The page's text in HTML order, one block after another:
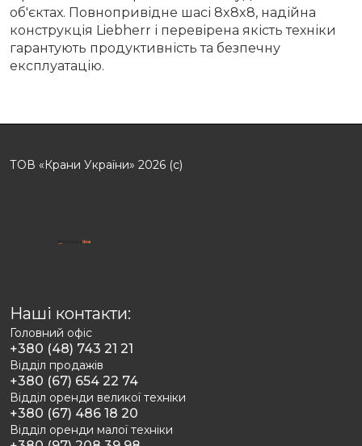
об'єктах. Повнопривідне шасі 8x8x8, надійна
конструкція Liebherr і перевірена якість техніки
гарантують продуктивність та безпечну
експлуатацію.
ТОВ «Крани України» 2026 (с)
Наші контакти:
Головний офіс
+380 (48) 743 21 21
Відділ продажів
+380 (67) 654 22 74
Відділ оренди великої техніки
+380 (67) 486 18 20
Відділ оренди малої техніки